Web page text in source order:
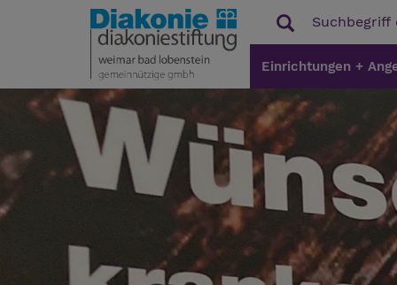
Einrichtungen +